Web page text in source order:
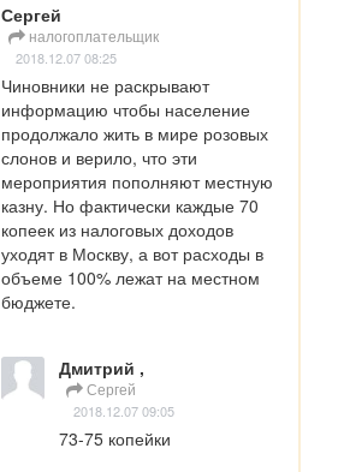
Сергей
налогоплательщик
2018.12.07 08:25
Чиновники не раскрывают
информацию чтобы население
продолжало жить в мире розовых
слонов и верило, что эти
мероприятия пополняют местную
казну. Но фактически каждые 70
копеек из налоговых доходов
уходят в Москву, а вот расходы в
объеме 100% лежат на местном
бюджете.
Дмитрий ,
Сергей
2018.12.07 09:05
73-75 копейки